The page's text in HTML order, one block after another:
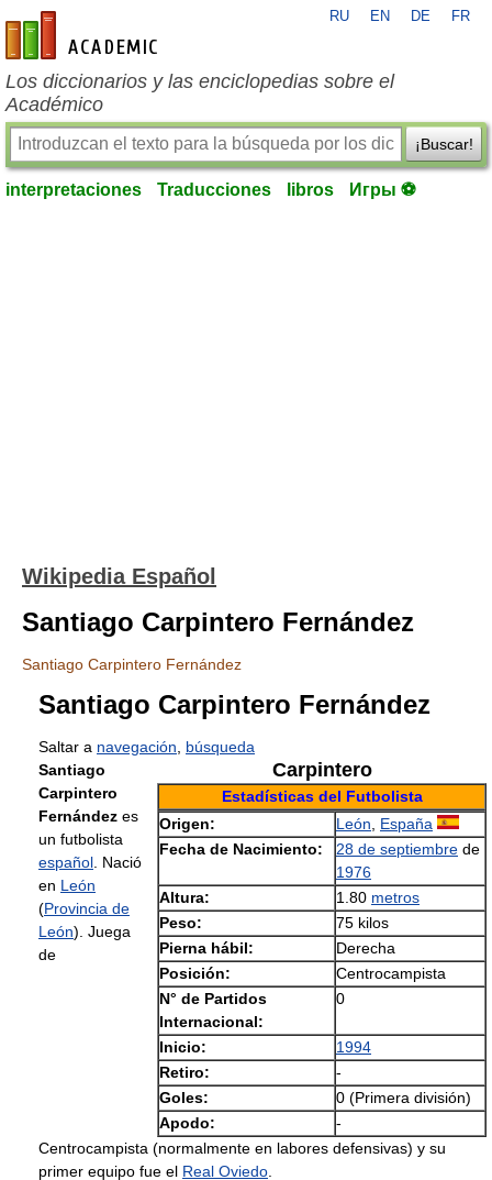
es-academic.com
RU EN DE FR
Los diccionarios y las enciclopedias sobre el
Académico
¡Buscar!
interpretaciones Traducciones libros Игры ⚽
Wikipedia Español
Santiago Carpintero Fernández
Santiago Carpintero Fernández
Santiago Carpintero Fernández
Saltar a navegación búsqueda
Carpintero
Estadísticas del Futbolista
Origen:
León
España
Fecha de Nacimiento:
28 de septiembre de
1976
Altura:
1.80 metros
Peso:
75 kilos
Pierna hábil:
Derecha
Posición:
Centrocampista
N° de Partidos
Internacional:
0
Inicio:
1994
Retiro:
-
Goles:
0 (Primera división)
Apodo:
-
Santiago
Carpintero
Fernández es
un futbolista
español . Nació
en León
(Provincia de
León). Juega
de
Centrocampista (normalmente en labores defensivas) y su
primer equipo fue el Real Oviedo